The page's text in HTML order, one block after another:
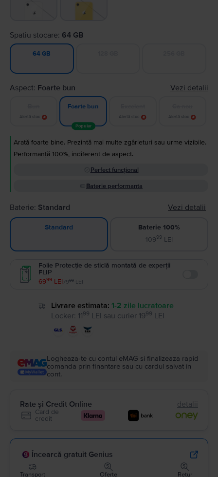
Spatiu stocare: 64 GB
64 GB
Aspect: Foarte bun Vezi detalii
Alertă stoc
Foarte bun
Popular
Alertă stoc Alertă stoc
Arată foarte bine. Prezintă mai multe zgârieturi sau urme vizibile.
Performanță 100%, indiferent de aspect.
Perfect funcțional
Baterie performanta
Baterie: Standard Vezi detalii
Standard
Baterie 100%
10999 LEI
Folie Protecție de sticlă montată de experții
FLIP
6999 LEI7999LEI
Livrare estimata: 1-2 zile lucratoare
Locker: 1199 LEI sau curier 1999 LEI
Logheaza-te cu contul eMAG si finalizeaza rapid
comanda prin finantare sau cu cardul salvat in
cont.
Rate și Credit Online detalii
Card de
credit
Încearcă gratuit Genius
Transport Oferte Retur